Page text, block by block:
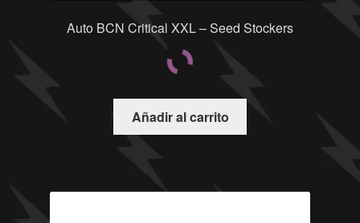
Auto BCN Critical XXL – Seed Stockers
Añadir al carrito